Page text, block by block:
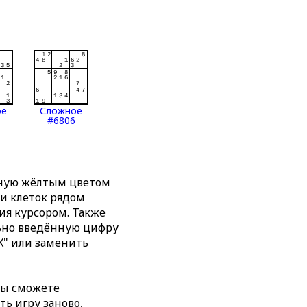
Сложное
#6806
жёлтым цветом
клеток рядом
курсором. Также
введённую цифру
или заменить
сможете
игру заново,